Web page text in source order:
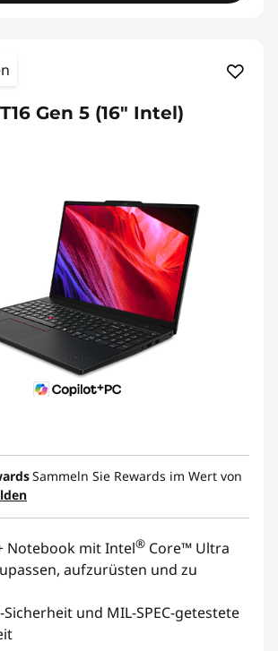
Gen 5 (16" Intel)
Sammeln Sie Rewards im Wert von
Notebook mit Intel® Core™ Ultra
aufzurüsten und zu
und MIL-SPEC-getestete